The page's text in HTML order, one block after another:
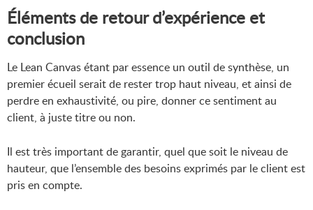
Éléments de retour d’expérience et
conclusion
Le Lean Canvas étant par essence un outil de synthèse, un
premier écueil serait de rester trop haut niveau, et ainsi de
perdre en exhaustivité, ou pire, donner ce sentiment au
client, à juste titre ou non.
Il est très important de garantir, quel que soit le niveau de
hauteur, que l’ensemble des besoins exprimés par le client est
pris en compte.